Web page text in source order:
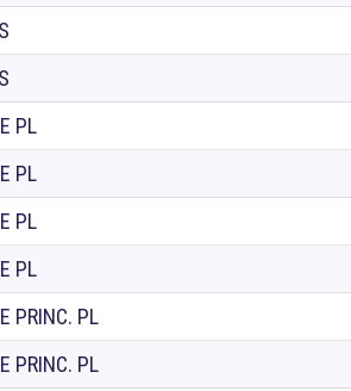
PL
PL
PL
PL
PRINC. PL
PRINC. PL